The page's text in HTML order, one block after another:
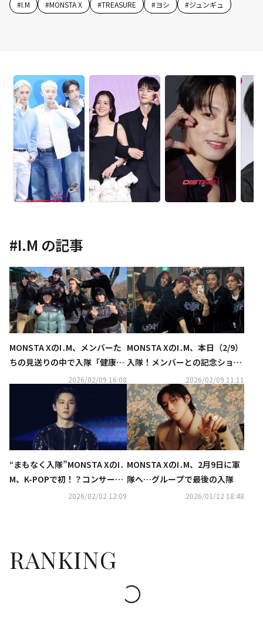
#I.M #MONSTA X #TREASURE #ヨシ #ジュンギュ
#I.M の記事
MONSTA XのI․M、メンバーた
ちの見送りの中で入隊「健康に
軍生活を終え戻って来る」
2026/02/09 16:08
MONSTA XのI․M、本日（2/9）
入隊！メンバーとの記念ショッ
2026/02/09 11:11
“まもなく入隊”MONSTA XのI․
M、K-POPで初！？コンサート
2026/02/02 12:09
MONSTA XのI․M、2月9日に軍
隊へ…グループで最後の入隊
2026/01/12 18:48
RANKING